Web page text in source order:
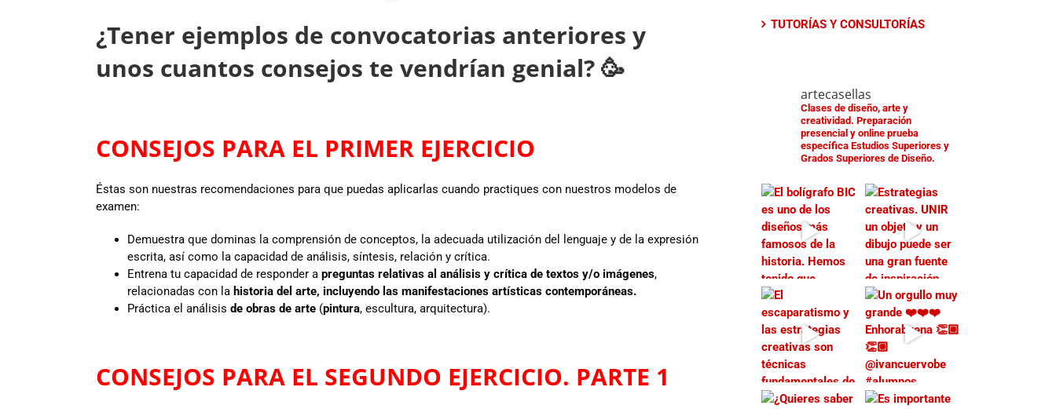
¿Tener ejemplos de convocatorias anteriores y
unos cuantos consejos te vendrían genial?🥳
CONSEJOS PARA EL PRIMER EJERCICIO
Éstas son nuestras recomendaciones para que puedas aplicarlas cuando practiques con nuestros modelos de
examen:
Demuestra que dominas la comprensión de conceptos, la adecuada utilización del lenguaje y de la expresión
escrita, así como la capacidad de análisis, síntesis, relación y crítica.
Entrena tu capacidad de responder a preguntas relativas al análisis y crítica de textos y/o imágenes,
relacionadas con la historia del arte, incluyendo las manifestaciones artísticas contemporáneas.
Práctica el análisis de obras de arte(pintura, escultura, arquitectura).
CONSEJOS PARA EL SEGUNDO EJERCICIO. PARTE 1
TUTORÍAS Y CONSULTORÍAS
artecasellas
Clases de diseño, arte y
creatividad. Preparación
presencial y online prueba
específica Estudios Superiores y
Grados Superiores de Diseño.